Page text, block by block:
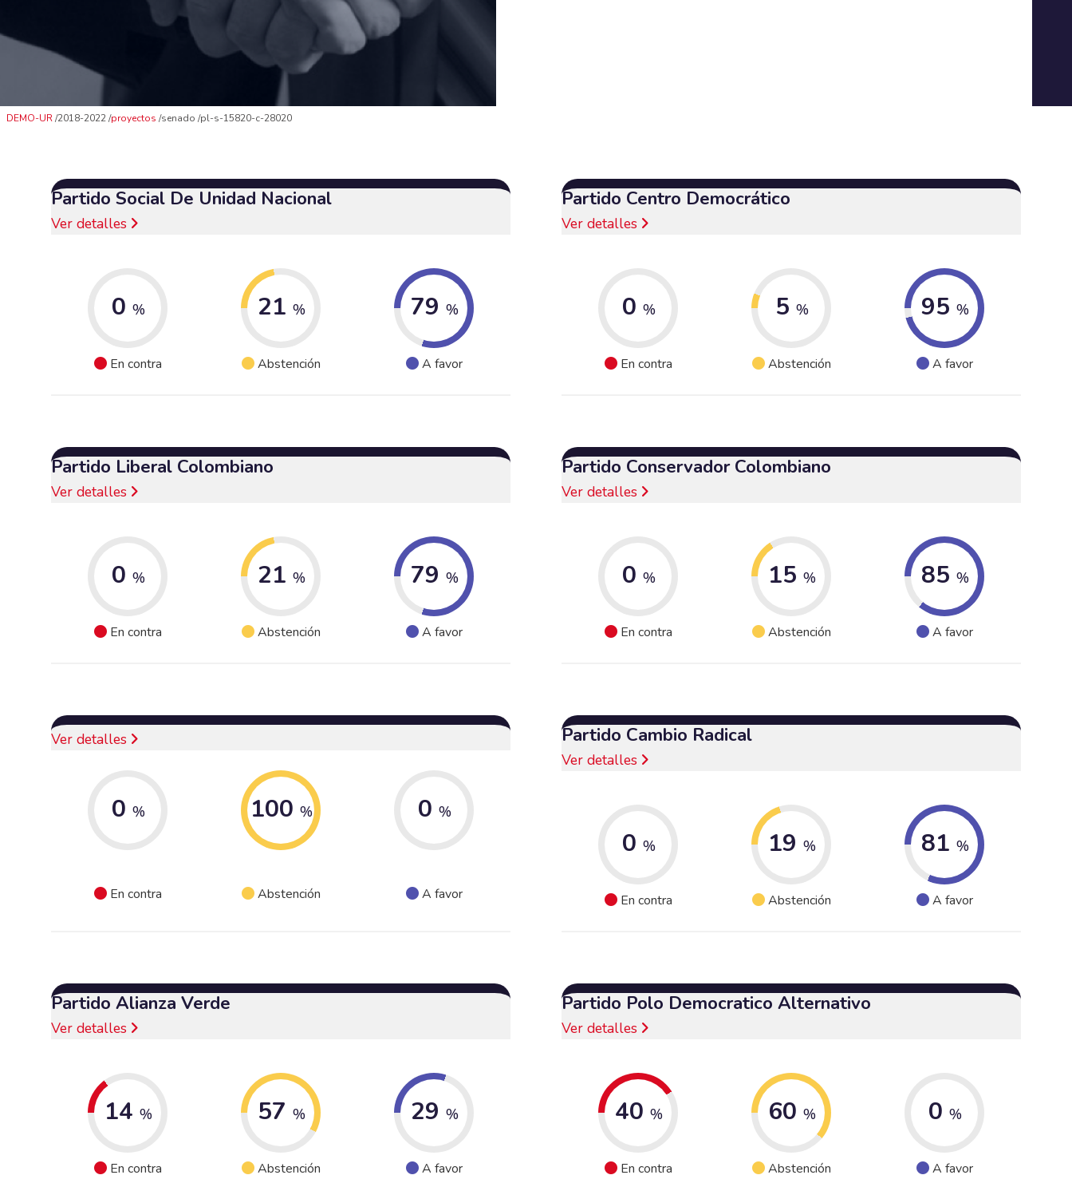
DEMO-UR 2018-2022 proyectos senado pl-s-15820-c-28020
Partido Social De Unidad Nacional
Ver detalles
0 %
En contra
21 %
Abstención
79 %
A favor
Partido Centro Democrático
Ver detalles
0 %
En contra
5 %
Abstención
95 %
A favor
Partido Liberal Colombiano
Ver detalles
0 %
En contra
21 %
Abstención
79 %
A favor
Partido Conservador Colombiano
Ver detalles
0 %
En contra
15 %
Abstención
85 %
A favor
Ver detalles
0 %
En contra
100 %
Abstención
0 %
A favor
Partido Cambio Radical
Ver detalles
0 %
En contra
19 %
Abstención
81 %
A favor
Partido Alianza Verde
Ver detalles
14 %
En contra
57 %
Abstención
29 %
A favor
Partido Polo Democratico Alternativo
Ver detalles
40 %
En contra
60 %
Abstención
0 %
A favor